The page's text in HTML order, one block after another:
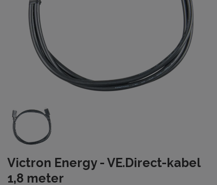
Victron Energy - VE.Direct-kabel
1,8 meter